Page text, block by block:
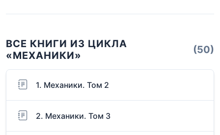
ВСЕ КНИГИ ИЗ ЦИКЛА
«МЕХАНИКИ»
(50)
1. Механики. Том 2
2. Механики. Том 3